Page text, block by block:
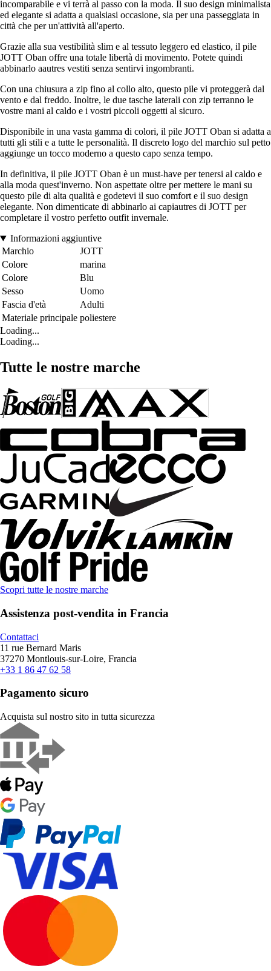
incomparabile e vi terrà al passo con la moda. Il suo design minimalista
ed elegante si adatta a qualsiasi occasione, sia per una passeggiata in
città che per un'attività all'aperto.
Grazie alla sua vestibilità slim e al tessuto leggero ed elastico, il pile
JOTT Oban offre una totale libertà di movimento. Potete quindi
abbinarlo aautres vestiti senza sentirvi ingombranti.
Con una chiusura a zip fino al collo alto, questo pile vi proteggerà dal
vento e dal freddo. Inoltre, le due tasche laterali con zip terranno le
vostre mani al caldo e i vostri piccoli oggetti al sicuro.
Disponibile in una vasta gamma di colori, il pile JOTT Oban si adatta a
tutti gli stili e a tutte le personalità. Il discreto logo del marchio sul petto
aggiunge un tocco moderno a questo capo senza tempo.
In definitiva, il pile JOTT Oban è un must-have per tenersi al caldo e
alla moda quest'inverno. Non aspettate oltre per mettere le mani su
questo pile di alta qualità e godetevi il suo comfort e il suo design
elegante. Non dimenticate di abbinarlo ai capiautres di JOTT per
completare il vostro perfetto outfit invernale.
Informazioni aggiuntive
Marchio
JOTT
Colore
marina
Colore
Blu
Sesso
Uomo
Fascia d'età
Adulti
Materiale principale poliestere
Loading...
Loading...
Tutte le nostre marche
Scopri tutte le nostre marche
Assistenza post-vendita in Francia
Contattaci
11 rue Bernard Maris
37270 Montlouis-sur-Loire, Francia
+33 1 86 47 62 58
Pagamento sicuro
Acquista sul nostro sito in tutta sicurezza